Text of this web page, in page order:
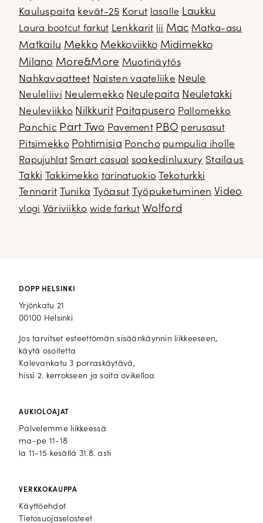
Kauluspaita kevät-25 Korut lasalle Laukku
Laura bootcut farkut Lenkkarit lii Mac Matka-asu
Matkailu Mekko Mekkoviikko Midimekko
Milano More&More Muotinäytös
Nahkavaatteet Naisten vaateliike Neule
Neuleliivi Neulemekko Neulepaita Neuletakki
Neuleviikko Nilkkurit Paitapusero Pallomekko
Panchic Part Two Pavement PBO perusasut
Pitsimekko Pohtimisia Poncho pumpulia iholle
Rapujuhlat Smart casual soakedinluxury Stailaus
Takki
Takkimekko tarinatuokio
Tekoturkki
Tennarit
Tunika Työasut Työpuketuminen Video
vlogi Väriviikko wide farkut Wolford
DOPP HELSINKI
Yrjönkatu 21
00100 Helsinki
Jos tarvitset esteettömän sisäänkäynnin liikkeeseen,
käytä osoitetta
Kalevankatu 3 porraskäytävä,
hissi 2. kerrokseen ja soita ovikelloa
AUKIOLOAJAT
Palvelemme liikkeessä
ma-pe 11-18
la 11-15 kesällä 31.8. asti
VERKKOKAUPPA
Käyttöehdot
Tietosuojaselosteet